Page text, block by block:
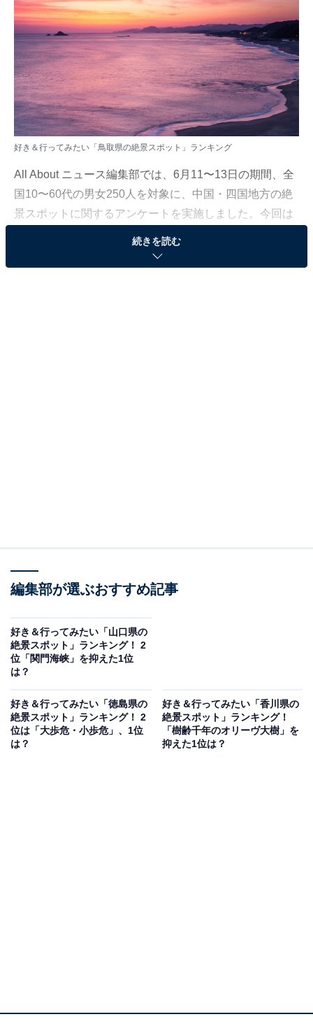
好き＆行ってみたい「鳥取県の絶景スポット」ランキング
All About ニュース編集部では、6月11〜13日の期間、全
国10〜60代の男女250人を対象に、中国・四国地方の絶
景スポットに関するアンケートを実施しました。今回は
その中から、好き＆行ってみたい「鳥取県の絶景スポッ
ト」ランキングの結果をご紹介します。
来るので、魅力があります。エメラルドグリーンの美し
県）、「白兎神社にお参りに行ったことがあり、道の駅
などで可愛いグッズが多く楽しめたが、海岸の方はあま
り見る時間がなかったのでゆっくり見てみたい」（40代
性／島根県）などの声がありました。
続きを読む
編集部が選ぶおすすめ記事
好き＆行ってみたい「山口県の
絶景スポット」ランキング！ 2
位「関門海峡」を抑えた1位
は？
好き＆行ってみたい「徳島県の
絶景スポット」ランキング！ 2
位は「大歩危・小歩危」、1位
は？
好き＆行ってみたい「香川県の
絶景スポット」ランキング！
「樹齢千年のオリーヴ大樹」を
抑えた1位は？